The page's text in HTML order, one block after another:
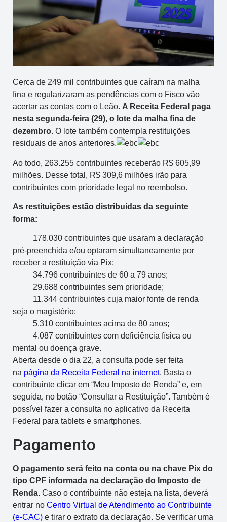
Cerca de 249 mil contribuintes que caíram na malha
fina e regularizaram as pendências com o Fisco vão
acertar as contas com o Leão. A Receita Federal paga
nesta segunda-feira (29), o lote da malha fina de
dezembro. O lote também contempla restituições
residuais de anos anteriores.
Ao todo, 263.255 contribuintes receberão R$ 605,99
milhões. Desse total, R$ 309,6 milhões irão para
contribuintes com prioridade legal no reembolso.
As restituições estão distribuídas da seguinte
forma:
178.030 contribuintes que usaram a declaração
pré-preenchida e/ou optaram simultaneamente por
receber a restituição via Pix;
34.796 contribuintes de 60 a 79 anos;
29.688 contribuintes sem prioridade;
11.344 contribuintes cuja maior fonte de renda
seja o magistério;
5.310 contribuintes acima de 80 anos;
4.087 contribuintes com deficiência física ou
mental ou doença grave.
Aberta desde o dia 22, a consulta pode ser feita
na página da Receita Federal na internet. Basta o
contribuinte clicar em “Meu Imposto de Renda” e, em
seguida, no botão “Consultar a Restituição”. Também é
possível fazer a consulta no aplicativo da Receita
Federal para tablets e smartphones.
Pagamento
O pagamento será feito na conta ou na chave Pix do
tipo CPF informada na declaração do Imposto de
Renda. Caso o contribuinte não esteja na lista, deverá
entrar no Centro Virtual de Atendimento ao Contribuinte
(e-CAC) e tirar o extrato da declaração. Se verificar uma